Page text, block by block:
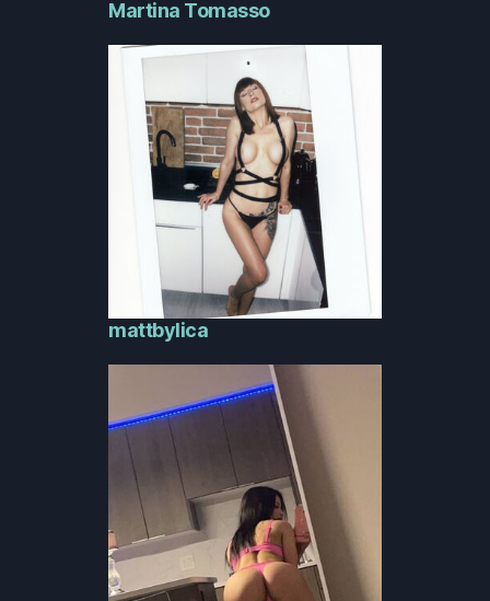
Martina Tomasso
mattbylica